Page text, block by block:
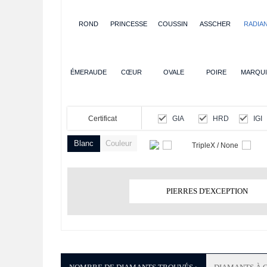
ROND PRINCESSE COUSSIN ASSCHER
ÉMERAUDE CŒUR OVALE POIRE
Certificat GIA HRD IGI
Blanc Couleur TripleX / None
PIERRES D'EXCEPTION